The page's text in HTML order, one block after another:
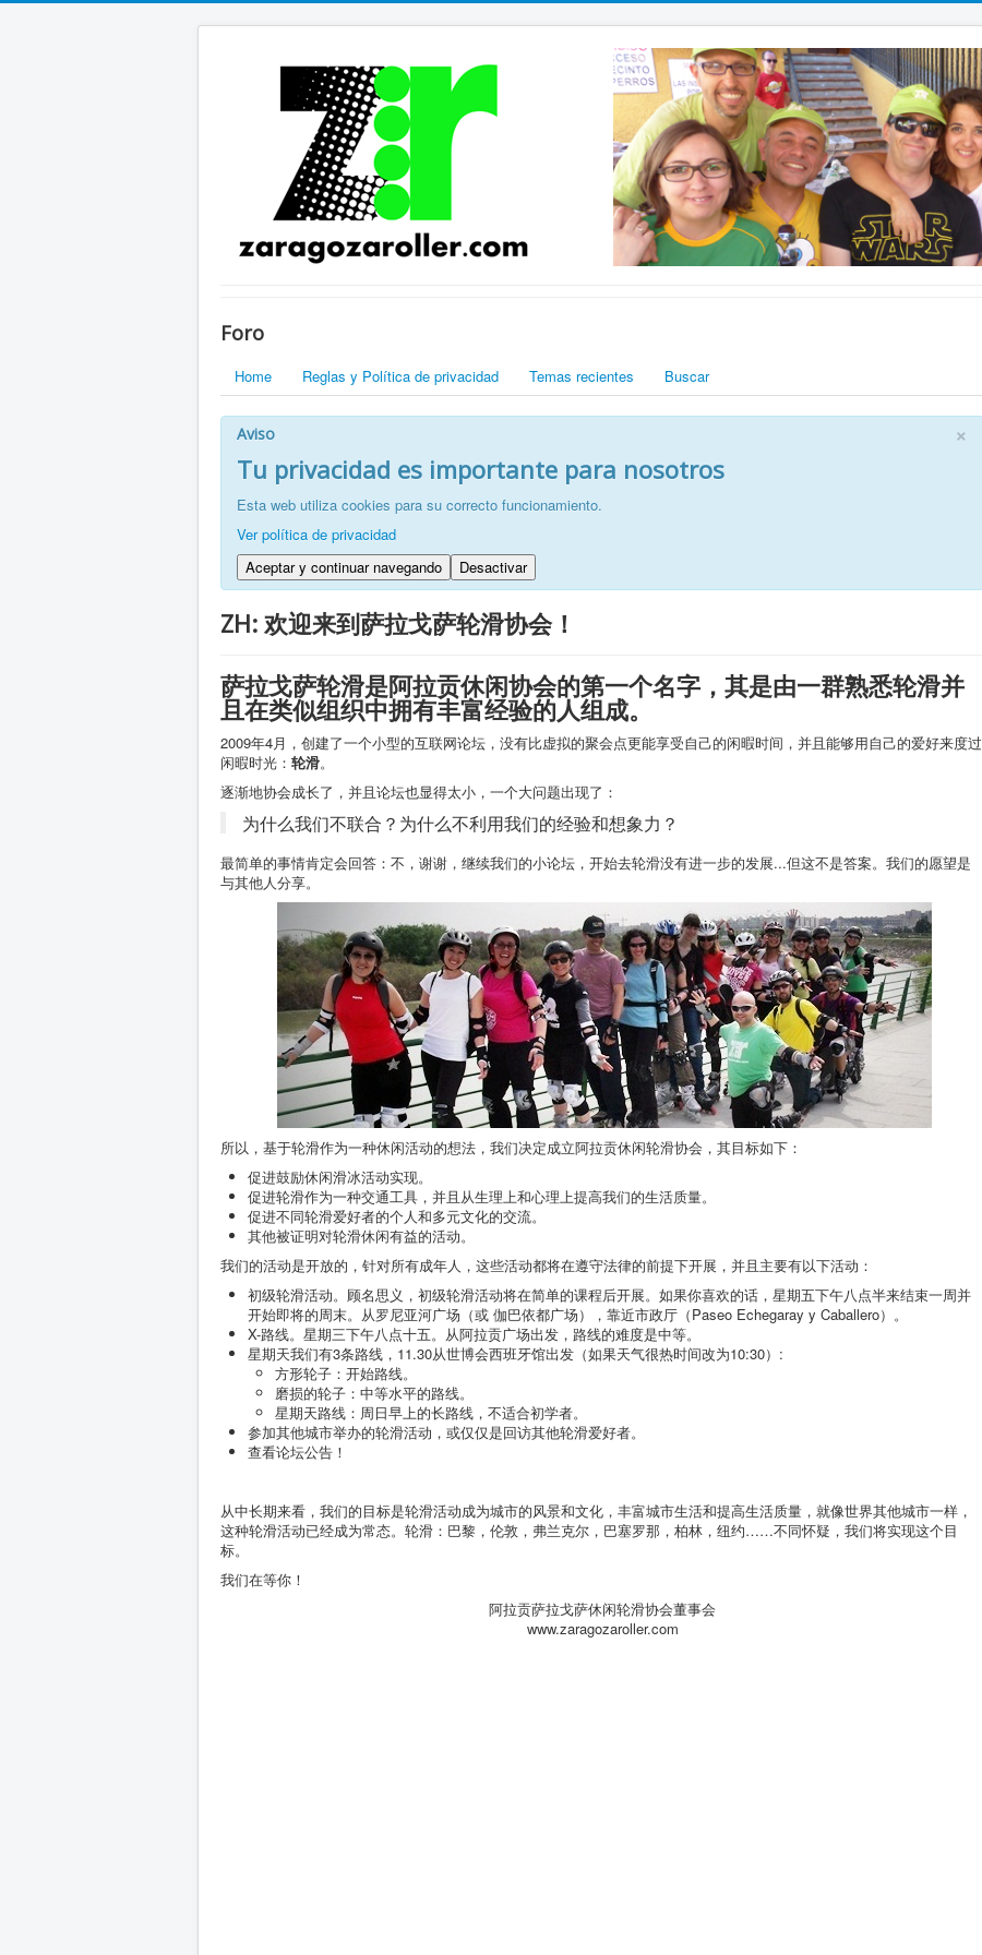
Foro
Home Reglas y Política de privacidad Temas recientes Buscar
×
Aviso
Tu privacidad es importante para nosotros
Esta web utiliza cookies para su correcto funcionamiento.
Ver política de privacidad
Aceptar y continuar navegando
Desactivar
ZH: 欢迎来到萨拉戈萨轮滑协会！
萨拉戈萨轮滑是阿拉贡休闲协会的第一个名字，其是由一群熟悉轮滑并
且在类似组织中拥有丰富经验的人组成。
2009年4月，创建了一个小型的互联网论坛，没有比虚拟的聚会点更能享受自己的闲暇时间，并且能够用自己的爱好来度过
闲暇时光： 轮滑。
逐渐地协会成长了，并且论坛也显得太小，一个大问题出现了：
为什么我们不联合？为什么不利用我们的经验和想象力？
最简单的事情肯定会回答：不，谢谢，继续我们的小论坛，开始去轮滑没有进一步的发展...但这不是答案。我们的愿望是
与其他人分享。
所以，基于轮滑作为一种休闲活动的想法，我们决定成立阿拉贡休闲轮滑协会，其目标如下：
促进鼓励休闲滑冰活动实现。
促进轮滑作为一种交通工具，并且从生理上和心理上提高我们的生活质量。
促进不同轮滑爱好者的个人和多元文化的交流。
其他被证明对轮滑休闲有益的活动。
我们的活动是开放的，针对所有成年人，这些活动都将在遵守法律的前提下开展，并且主要有以下活动：
初级轮滑活动。顾名思义，初级轮滑活动将在简单的课程后开展。如果你喜欢的话，星期五下午八点半来结束一周并
开始即将的周末。从罗尼亚河广场（或 伽巴依都广场），靠近市政厅（Paseo Echegaray y Caballero）。
X-路线。星期三下午八点十五。从阿拉贡广场出发，路线的难度是中等。
星期天我们有3条路线，11.30从世博会西班牙馆出发（如果天气很热时间改为10:30）:
方形轮子：开始路线。
磨损的轮子：中等水平的路线。
星期天路线：周日早上的长路线，不适合初学者。
参加其他城市举办的轮滑活动，或仅仅是回访其他轮滑爱好者。
查看论坛公告！
从中长期来看，我们的目标是轮滑活动成为城市的风景和文化，丰富城市生活和提高生活质量，就像世界其他城市一样，
这种轮滑活动已经成为常态。轮滑：巴黎，伦敦，弗兰克尔，巴塞罗那，柏林，纽约……不同怀疑，我们将实现这个目
标。
我们在等你！
阿拉贡萨拉戈萨休闲轮滑协会董事会
www.zaragozaroller.com